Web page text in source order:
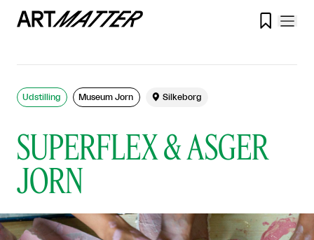

SUPERFLEX & ASGER
JORN
Udstilling Museum Jorn  Silkeborg